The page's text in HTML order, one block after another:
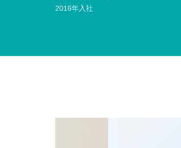
2016年入社